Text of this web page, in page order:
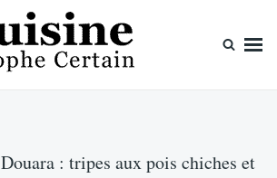
Douara : tripes aux pois chiches et